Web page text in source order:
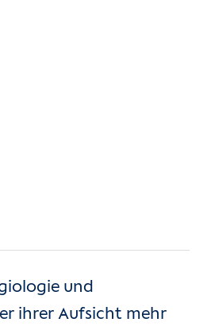
und
ihrer Aufsicht mehr